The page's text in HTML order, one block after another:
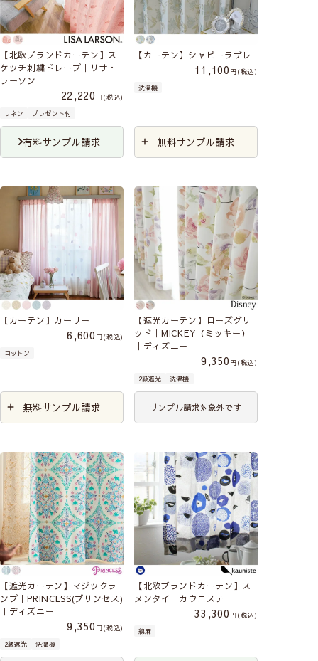
【北欧ブランドカーテン】ス
ケッチ刺繍ドレープ｜リサ・
ラーソン
22,220
税込
リネン
プレゼント付
有料サンプル請求
【カーテン】シャビーラザレ
11,100
税込
洗濯機
無料サンプル請求
【カーテン】カーリー
6,600
税込
コットン
無料サンプル請求
【遮光カーテン】ローズグリ
ッド｜MICKEY（ミッキー）
｜ディズニー
9,350
税込
2級遮光
洗濯機
サンプル請求対象外です
【遮光カーテン】マジックラ
ンプ｜PRINCESS(プリンセス)
｜ディズニー
9,350
税込
2級遮光
洗濯機
【北欧ブランドカーテン】ス
ヌンタイ｜カウニステ
33,300
税込
綿麻